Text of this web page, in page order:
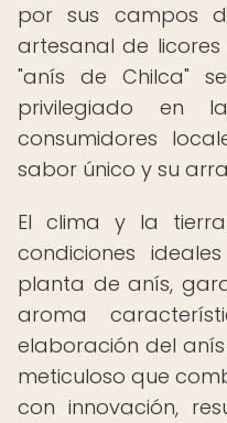
por sus campos
artesanal de licores
"anís de Chilca"
privilegiado en
consumidores
sabor único y su
El clima y la
condiciones
planta de anís,
aroma
elaboración del
meticuloso que
con innovación,